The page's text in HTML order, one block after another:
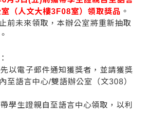
（人文大樓3F08室）領取獎品 。
前未來領取，本辦公室將重新抽取
以電子郵件通知獲獎者，並請獲獎
至語言中心/雙語辦公室（文308）
學生證親自至語言中心領取，以利